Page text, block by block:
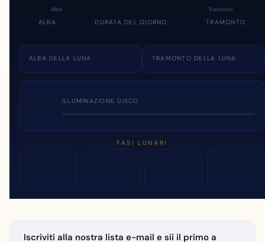
Alba Tramonto
ALBA DURATA DEL GIORNO TRAMONTO
ALBA DELLA LUNA TRAMONTO DELLA LUNA
ILLUMINAZIONE DISCO
FASI LUNARI
Iscriviti alla nostra lista e-mail e sii il primo a